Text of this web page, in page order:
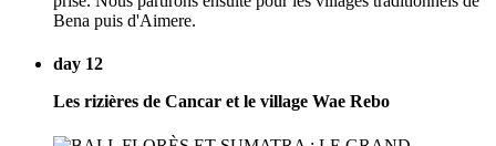
Bena puis d'Aimere.
day 12
Les rizières de Cancar et le village Wae Rebo